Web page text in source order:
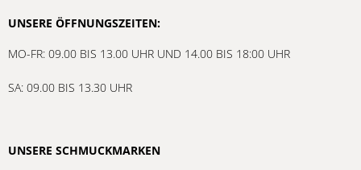
UNSERE ÖFFNUNGSZEITEN:
MO-FR: 09.00 BIS 13.00 UHR UND 14.00 BIS 18:00 UHR
SA: 09.00 BIS 13.30 UHR
UNSERE SCHMUCKMARKEN